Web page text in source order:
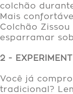
colchão
Mais
Colchão
esparramar
2 -
Você já
tradicional?